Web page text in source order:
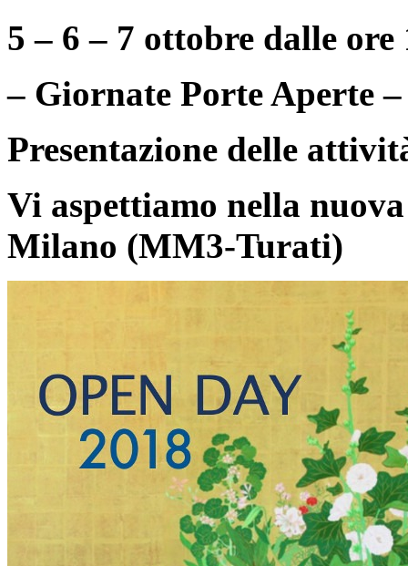
5 – 6 – 7 ottobre dalle ore
– Giornate Porte Aperte –
Presentazione delle
Vi aspettiamo nella
Milano (MM3-Turati)